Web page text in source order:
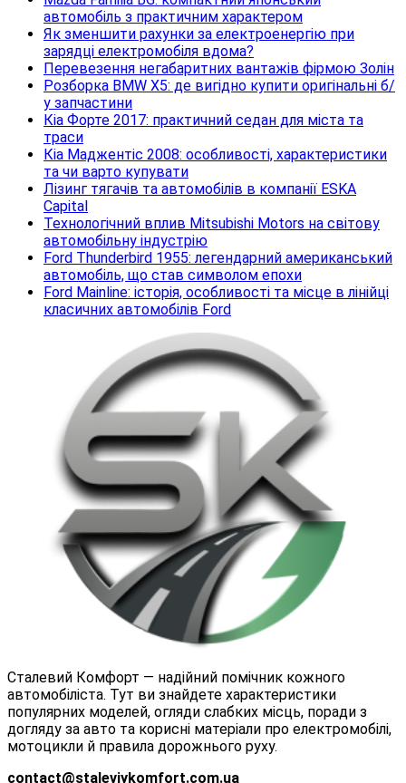
автомобіль з практичним характером
Як зменшити рахунки за електроенергію при
зарядці електромобіля вдома?
Перевезення негабаритних вантажів фірмою Золін
Розборка BMW X5: де вигідно купити оригінальні б/
у запчастини
Кіа Форте 2017: практичний седан для міста та
траси
Кіа Маджентіс 2008: особливості, характеристики
та чи варто купувати
Лізинг тягачів та автомобілів в компанії ESKA
Capital
Технологічний вплив Mitsubishi Motors на світову
автомобільну індустрію
Ford Thunderbird 1955: легендарний американський
автомобіль, що став символом епохи
Ford Mainline: історія, особливості та місце в лінійці
класичних автомобілів Ford
Сталевий Комфорт — надійний помічник кожного
автомобіліста. Тут ви знайдете характеристики
популярних моделей, огляди слабких місць, поради з
догляду за авто та корисні матеріали про електромобілі,
мотоцикли й правила дорожнього руху.
contact@staleviykomfort.com.ua